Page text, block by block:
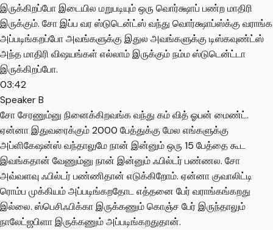
இருக்கிறப்போ இடையில மறுபடியும் ஒரு வொர்க்ஷாப் பண்ற மாதிரி
இருக்கும். சோ இப்ப வர ஸ்டுடென்ட்ஸ் வந்து வொர்க்ஷாப்ஸ்க்கு வராங்க
அப்படிங்கறப்போ அவங்களுக்கு இதுல அவங்களுக்கு டிஸ்கவுண்ட்ஸ்
அந்த மாதிரி விஷயங்கள் எல்லாம் இருக்கும் நம்ம ஸ்டுடென்ட்டா
இருக்கிறப்போ.
03:42
Speaker B
சோ சேரணும்னு நினைக்கிறவங்க வந்து கம் வித் ஓபன் மைண்ட்.
ஏன்னா இதுவரைக்கும் 2000 பேத்துக்கு மேல எங்களுக்கு
அப்ளிகேஷன்ஸ் வந்தாலுமே நான் இன்னும் ஒரு 15 பேத்தை கூட
இவங்கதான் வேணும்னு நான் இன்னும் ஃபில்டர் பண்ணல. சோ
அவ்வளவு ஃபில்டர் பண்ணிதான் எடுக்கிறோம். ஏன்னா குவாலிட்டி
ரொம்ப முக்கியம் அப்படிங்கறதோட எத்தனை பேர் வராங்கங்கறது
இல்லை. ஸ்பெசிஃபிக்கா இருக்கணும் கொஞ்ச பேர் இருந்தாலும்
நாலேட்ஜபிளா இருக்கணும் அப்படிங்கறதுதான்.